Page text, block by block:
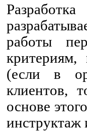
работы
(если в
клиентов,
основе
инструктаж